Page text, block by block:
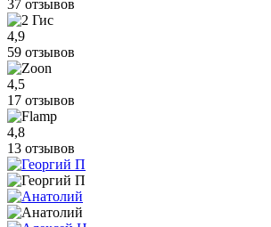
37 отзывов
4,9
59 отзывов
4,5
17 отзывов
4,8
13 отзывов